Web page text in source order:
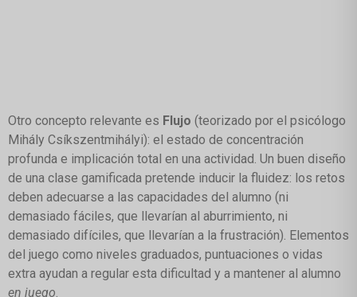
Otro concepto relevante es Flujo (teorizado por el psicólogo
Mihály Csíkszentmihályi): el estado de concentración
profunda e implicación total en una actividad. Un buen diseño
de una clase gamificada pretende inducir la fluidez: los retos
deben adecuarse a las capacidades del alumno (ni
demasiado fáciles, que llevarían al aburrimiento, ni
demasiado difíciles, que llevarían a la frustración). Elementos
del juego como niveles graduados, puntuaciones o vidas
extra ayudan a regular esta dificultad y a mantener al alumno
en juego